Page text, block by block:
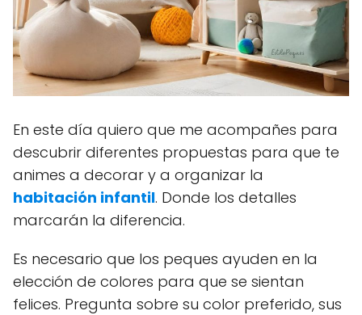
En este día quiero que me acompañes para
descubrir diferentes propuestas para que te
animes a decorar y a organizar la
habitación infantil. Donde los detalles
marcarán la diferencia.
Es necesario que los peques ayuden en la
elección de colores para que se sientan
felices. Pregunta sobre su color preferido, sus